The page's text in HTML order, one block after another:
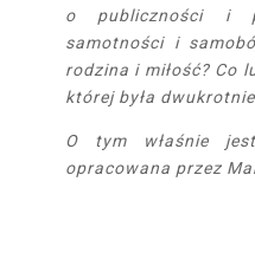
o publiczności i
samotności i
rodzina i miłość? Co
której była
O tym właśnie
opracowana przez